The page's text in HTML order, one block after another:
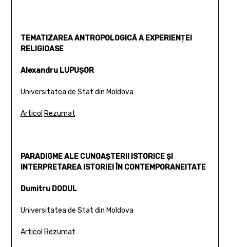
TEMATIZAREA ANTROPOLOGICĂ A EXPERIENŢEI
RELIGIOASE
Alexandru LUPUŞOR
Universitatea de Stat din Moldova
Articol Rezumat
PARADIGME ALE CUNOAŞTERII ISTORICE ŞI
INTERPRETAREA ISTORIEI ÎN CONTEMPORANEITATE
Dumitru DODUL
Universitatea de Stat din Moldova
Articol Rezumat